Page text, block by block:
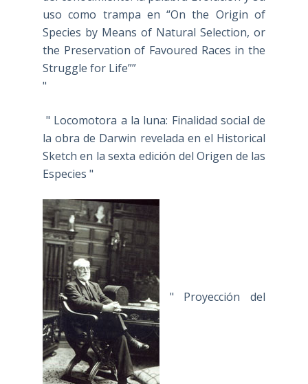
uso como trampa en “On the Origin of
Species by Means of Natural Selection, or
the Preservation of Favoured Races in the
Struggle for Life””
"
" Locomotora a la luna: Finalidad social de
la obra de Darwin revelada en el Historical
Sketch en la sexta edición del Origen de las
Especies "
" Proyección del